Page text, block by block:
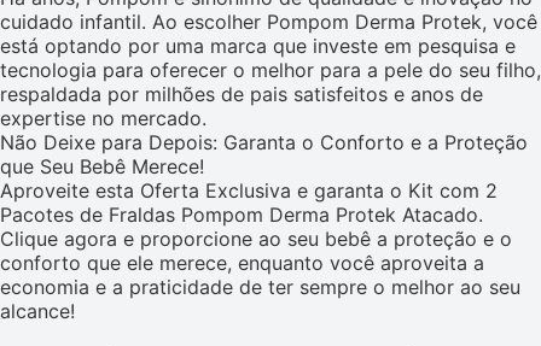
cuidado infantil. Ao escolher Pompom Derma Protek, você
está optando por uma marca que investe em pesquisa e
tecnologia para oferecer o melhor para a pele do seu filho,
respaldada por milhões de pais satisfeitos e anos de
expertise no mercado.
Não Deixe para Depois: Garanta o Conforto e a Proteção
que Seu Bebê Merece!
Aproveite esta Oferta Exclusiva e garanta o Kit com 2
Pacotes de Fraldas Pompom Derma Protek Atacado.
Clique agora e proporcione ao seu bebê a proteção e o
conforto que ele merece, enquanto você aproveita a
economia e a praticidade de ter sempre o melhor ao seu
alcance!